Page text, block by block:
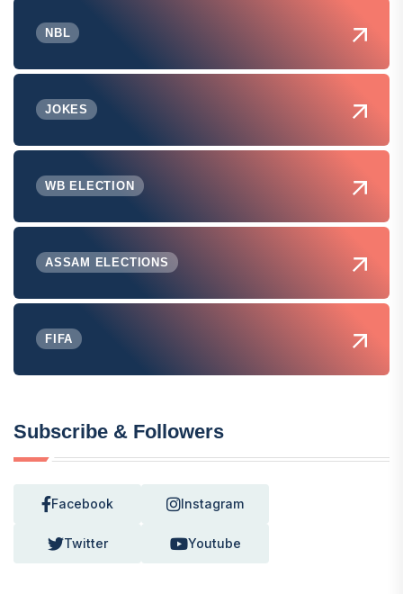
NBL
JOKES
WB ELECTION
ASSAM ELECTIONS
FIFA
Subscribe & Followers
Facebook Instagram
Twitter Youtube